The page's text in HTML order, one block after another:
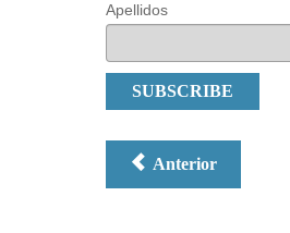
Apellidos
Anterior